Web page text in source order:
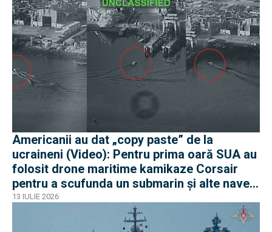
Americanii au dat „copy paste” de la
ucraineni (Video): Pentru prima oară SUA au
folosit drone maritime kamikaze Corsair
pentru a scufunda un submarin și alte nave
iraniene
13 IULIE 2026